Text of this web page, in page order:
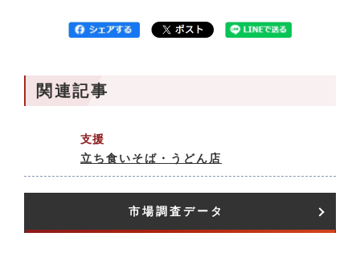
関連記事
支援
立ち食いそば・うどん店
市場調査データ​